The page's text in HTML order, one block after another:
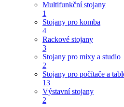
Multifunkční stojany
1
Stojany pro komba
4
Rackové stojany
3
Stojany pro mixy a studio
2
Stojany pro počítače a
13
Výstavní stojany
2